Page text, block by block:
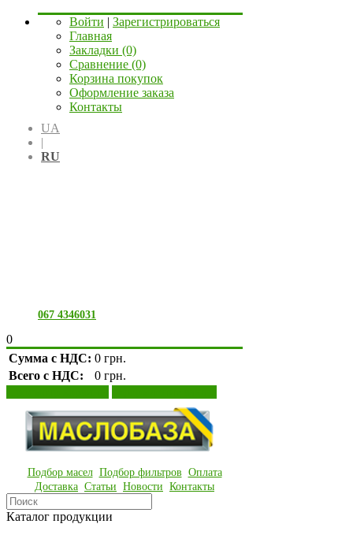
Войти | Зарегистрироваться
Главная
Закладки (0)
Сравнение (0)
Корзина покупок
Оформление заказа
Контакты
UA
|
RU
067 4346031
0
Сумма с НДС: 0 грн.
Всего с НДС:
0 грн.
Подбор масел Подбор фильтров Оплата
Доставка Статьи Новости Контакты
Каталог продукции